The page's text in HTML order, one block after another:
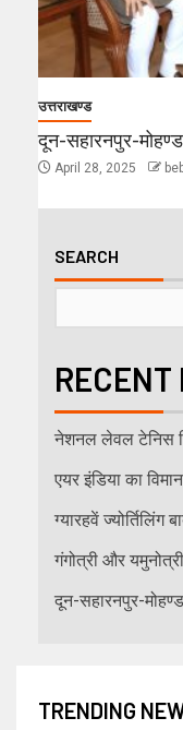
उत्तराखण्ड
दून-सहारनपुर-
April 28, 2025
SEARCH
RECENT
नेशनल लेवल टेनिस
एयर इंडिया का
ग्यारहवें
गंगोत्री और
दून-सहारनपुर-
TRENDING